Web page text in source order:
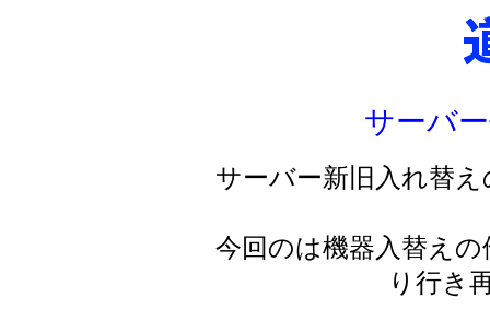
サーバ
サーバー新旧入れ替
今回のは機器入替え
り行き